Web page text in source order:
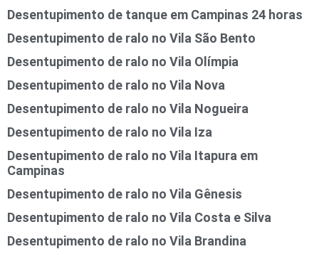
Desentupimento de tanque em Campinas 24 horas
Desentupimento de ralo no Vila São Bento
Desentupimento de ralo no Vila Olímpia
Desentupimento de ralo no Vila Nova
Desentupimento de ralo no Vila Nogueira
Desentupimento de ralo no Vila Iza
Desentupimento de ralo no Vila Itapura em
Campinas
Desentupimento de ralo no Vila Gênesis
Desentupimento de ralo no Vila Costa e Silva
Desentupimento de ralo no Vila Brandina